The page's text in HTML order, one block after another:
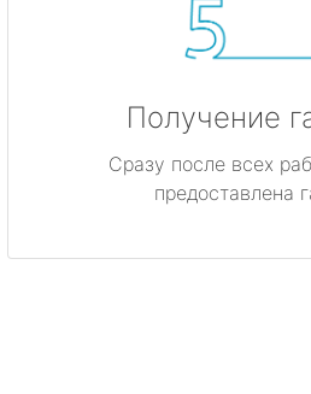
Получение
Сразу после всех
предоставлена